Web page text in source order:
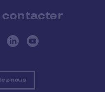
contacter
nous